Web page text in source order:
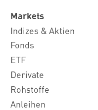
Markets
Indizes & Aktien
Fonds
ETF
Derivate
Rohstoffe
Anleihen